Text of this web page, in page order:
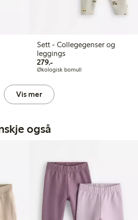
Sett - Collegegenser og
leggings
279,-279,00 kr
Økologisk bomull
Vis mer
også